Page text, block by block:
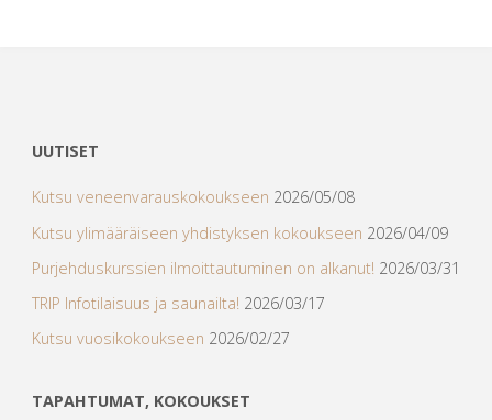
UUTISET
Kutsu veneenvarauskokoukseen 2026/05/08
Kutsu ylimääräiseen yhdistyksen kokoukseen 2026/04/09
Purjehduskurssien ilmoittautuminen on alkanut! 2026/03/31
TRIP Infotilaisuus ja saunailta! 2026/03/17
Kutsu vuosikokoukseen 2026/02/27
TAPAHTUMAT, KOKOUKSET